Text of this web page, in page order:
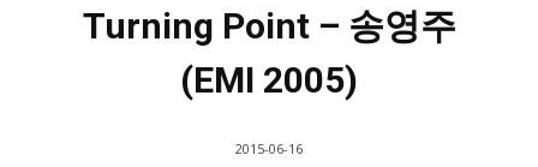
Turning Point – 송영주
(EMI 2005)
2015-06-16